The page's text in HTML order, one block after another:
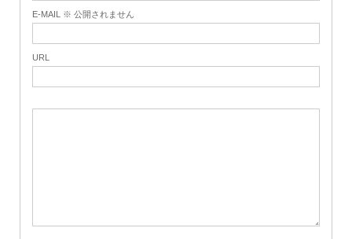
E-MAIL ※ 公開されません
URL